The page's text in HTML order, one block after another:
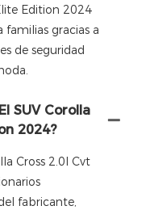
Edition 2024
gracias a
de seguridad
SUV Corolla
2024?
Cross 2.0l Cvt
fabricante,